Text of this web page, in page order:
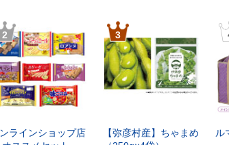
2
ラインショップ店
3
【弥彦村産】ちゃまめ
ル